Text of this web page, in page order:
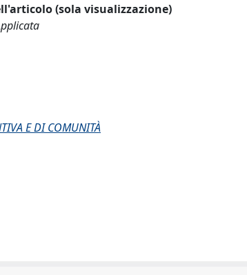
(sola visualizzazione)
E DI COMUNITÀ